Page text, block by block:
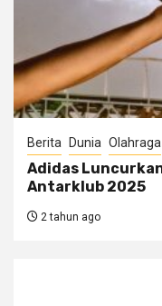
Berita Dunia Olahraga
Adidas
Antarklub 2025
2 tahun ago